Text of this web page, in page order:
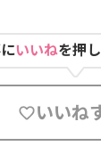
いいねを押
いいね